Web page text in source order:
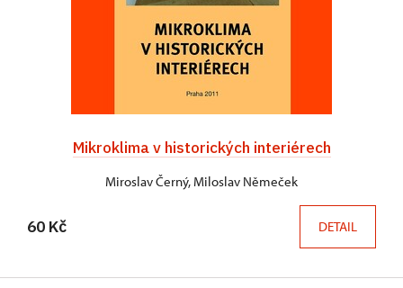
Mikroklima v historických interiérech
Miroslav Černý, Miloslav Němeček
60 Kč DETAIL